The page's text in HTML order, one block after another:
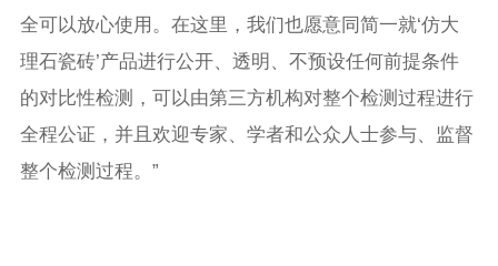
全可以放心使用。在这里，我们也愿意同简一就‘仿大
理石瓷砖’产品进行公开、透明、不预设任何前提条件
的对比性检测，可以由第三方机构对整个检测过程进行
全程公证，并且欢迎专家、学者和公众人士参与、监督
整个检测过程。”